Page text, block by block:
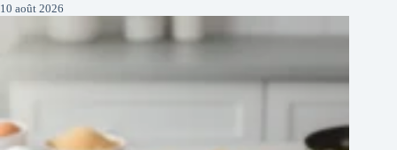
10 août 2026